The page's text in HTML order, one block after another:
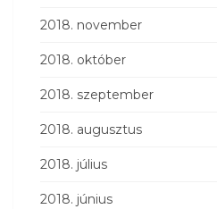
2018. november
2018. október
2018. szeptember
2018. augusztus
2018. július
2018. június